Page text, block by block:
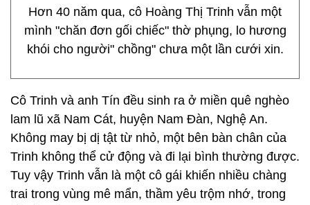
Hơn 40 năm qua, cô Hoàng Thị Trinh vẫn một
mình "chăn đơn gối chiếc" thờ phụng, lo hương
khói cho người" chồng" chưa một lần cưới xin.
Cô Trinh và anh Tín đều sinh ra ở miền quê nghèo
lam lũ xã Nam Cát, huyện Nam Đàn, Nghệ An.
Không may bị dị tật từ nhỏ, một bên bàn chân của
Trinh không thể cử động và đi lại bình thường được.
Tuy vậy Trinh vẫn là một cô gái khiến nhiều chàng
trai trong vùng mê mẩn, thầm yêu trộm nhớ, trong